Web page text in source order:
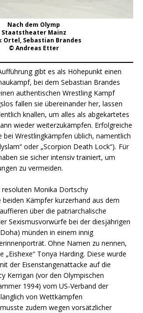
Nach dem Olymp
Staatstheater Mainz
Ortel, Sebastian Brandes
© Andreas Etter
gibt es als Höhepunkt einen
bei dem Sebastian Brandes
authentischen Wrestling Kampf
fallen sie übereinander her, lassen
knallen, um alles als abgekartetes
wieder weiterzukämpfen. Erfolgreiche
bei Wrestlingkämpfen üblich, namentlich
oder „Scorpion Death Lock“). Für
sie sicher intensiv trainiert, um
zu vermeiden.
resoluten Monika Dortschy
Kämpfer kurzerhand aus dem
über die patriarchalische
Sexismusvorwürfe bei der diesjährigen
münden in einem innig
Ohne Namen zu nennen,
„Eishexe“ Tonya Harding. Diese wurde
der Eisenstangenattacke auf die
Kerrigan (vor den Olympischen
1994) vom US-Verband der
von Wettkämpfen
zudem wegen vorsätzlicher